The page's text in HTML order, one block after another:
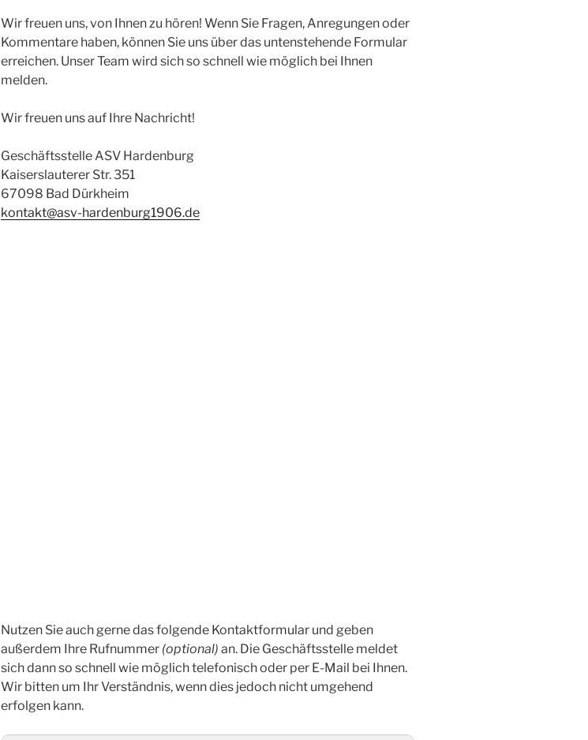
Wir freuen uns, von Ihnen zu hören! Wenn Sie Fragen, Anregungen oder
Kommentare haben, können Sie uns über das untenstehende Formular
erreichen. Unser Team wird sich so schnell wie möglich bei Ihnen
melden.
Wir freuen uns auf Ihre Nachricht!
Geschäftsstelle ASV Hardenburg
Kaiserslauterer Str. 351
67098 Bad Dürkheim
kontakt@asv-hardenburg1906.de
Nutzen Sie auch gerne das folgende Kontaktformular und geben
außerdem Ihre Rufnummer (optional) an. Die Geschäftsstelle meldet
sich dann so schnell wie möglich telefonisch oder per E-Mail bei Ihnen.
Wir bitten um Ihr Verständnis, wenn dies jedoch nicht umgehend
erfolgen kann.